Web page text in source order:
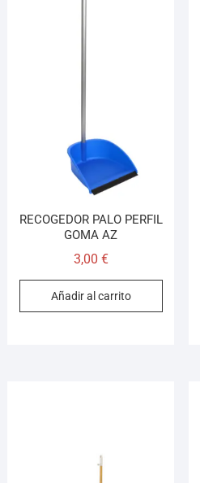
RECOGEDOR PALO PERFIL
GOMA AZ
3,00 €
Añadir al carrito